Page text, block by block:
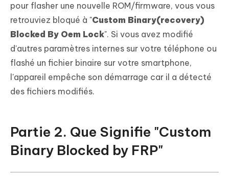
pour flasher une nouvelle ROM/firmware, vous vous
retrouviez bloqué à "Custom Binary(recovery)
Blocked By Oem Lock". Si vous avez modifié
d'autres paramètres internes sur votre téléphone ou
flashé un fichier binaire sur votre smartphone,
l'appareil empêche son démarrage car il a détecté
des fichiers modifiés.
Partie 2. Que Signifie "Custom
Binary Blocked by FRP"